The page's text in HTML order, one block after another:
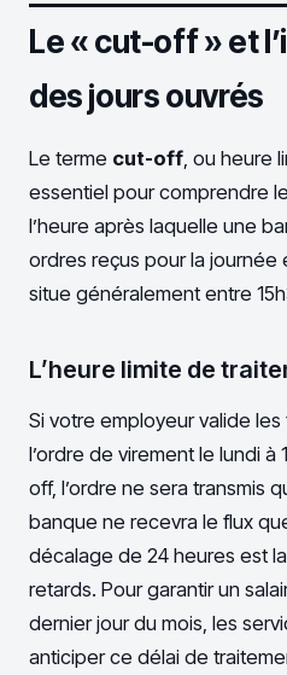
Le « cut-off » et
des jours ouvrés
Le terme cut-off, ou heure
essentiel pour comprendre
l’heure après laquelle une
ordres reçus pour la journée
situe généralement entre
L’heure limite de
Si votre employeur valide
l’ordre de virement le lundi
off, l’ordre ne sera transmis
banque ne recevra le flux
décalage de 24 heures est
retards. Pour garantir un
dernier jour du mois, les
anticiper ce délai de